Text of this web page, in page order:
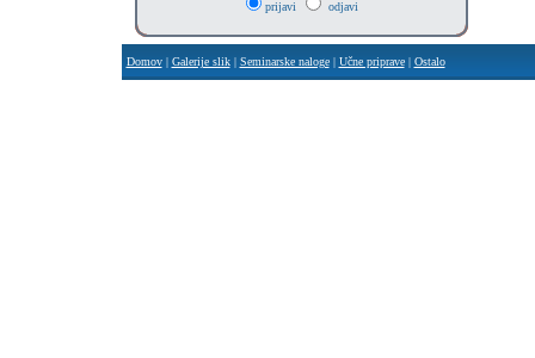
prijavi odjavi
Domov| Galerije slik| Seminarske naloge| Učne priprave| Ostalo